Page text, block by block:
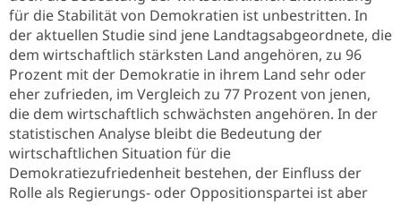
für die Stabilität von Demokratien ist unbestritten. In
der aktuellen Studie sind jene Landtagsabgeordnete, die
dem wirtschaftlich stärksten Land angehören, zu 96
Prozent mit der Demokratie in ihrem Land sehr oder
eher zufrieden, im Vergleich zu 77 Prozent von jenen,
die dem wirtschaftlich schwächsten angehören. In der
statistischen Analyse bleibt die Bedeutung der
wirtschaftlichen Situation für die
Demokratiezufriedenheit bestehen, der Einfluss der
Rolle als Regierungs- oder Oppositionspartei ist aber